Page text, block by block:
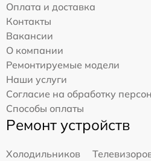
Оплата и доставка
Контакты
Вакансии
О компании
Ремонтируемые модели
Наши услуги
Согласие на обработку
Способы оплаты
Ремонт устройств
Холодильников